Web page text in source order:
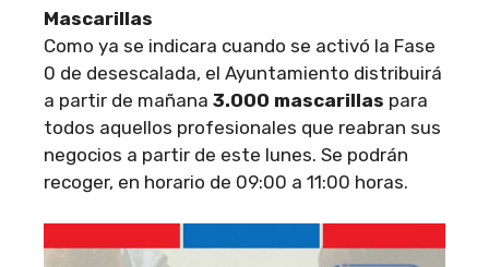
Mascarillas
Como ya se indicara cuando se activó la Fase
0 de desescalada, el Ayuntamiento distribuirá
a partir de mañana 3.000 mascarillas para
todos aquellos profesionales que reabran sus
negocios a partir de este lunes. Se podrán
recoger, en horario de 09:00 a 11:00 horas.